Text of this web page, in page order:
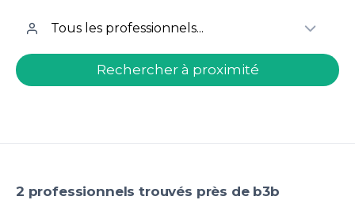
welcome.search.find.subtitle
Rechercher à proximité
2 professionnels trouvés près de b3b